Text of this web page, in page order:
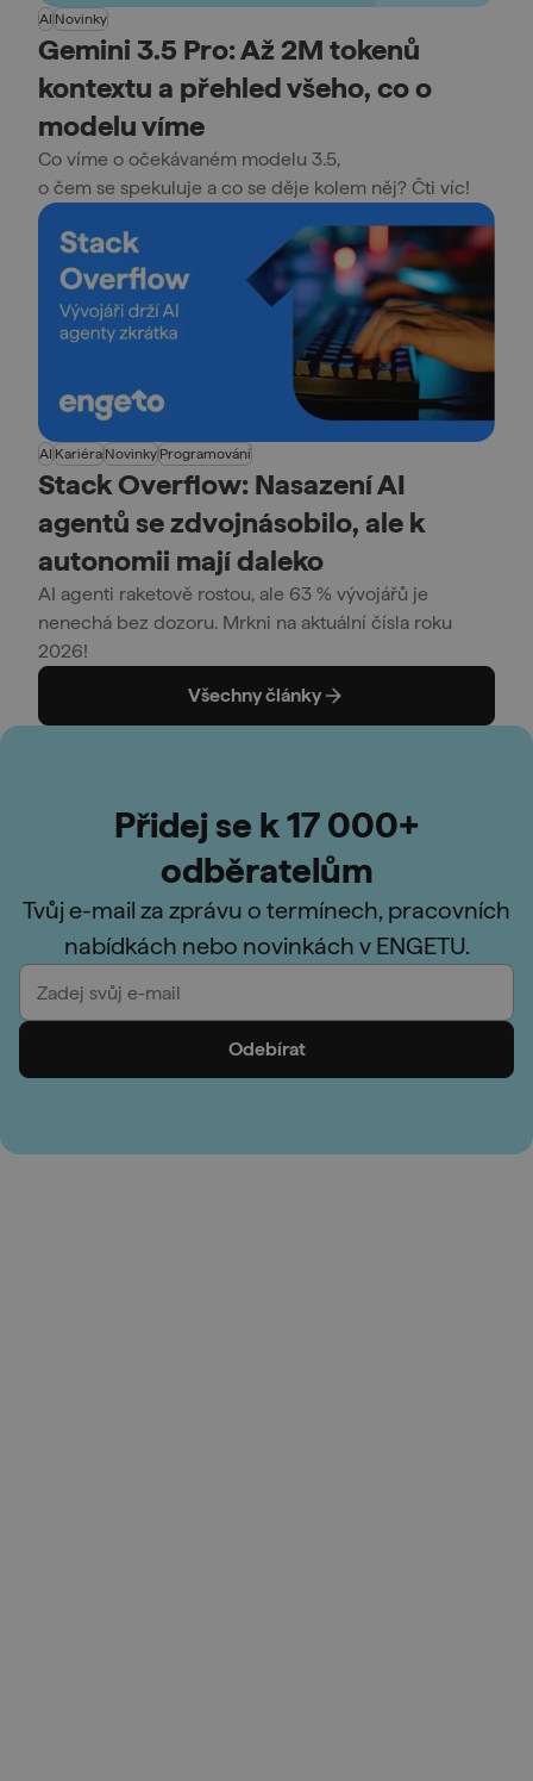
AI Novinky
Gemini 3.5 Pro: Až 2M tokenů
kontextu a přehled všeho, co o
modelu víme
Co víme o očekávaném modelu 3.5,
o čem se spekuluje a co se děje kolem něj? Čti víc!
AI Kariéra Novinky Programování
Stack Overflow: Nasazení AI
agentů se zdvojnásobilo, ale k
autonomii mají daleko
AI agenti raketově rostou, ale 63 % vývojářů je
nenechá bez dozoru. Mrkni na aktuální čísla roku
2026!
Všechny články
Přidej se k 17 000+
odběratelům
Tvůj e-mail za zprávu o termínech, pracovních
nabídkách nebo novinkách v ENGETU.
Odebírat